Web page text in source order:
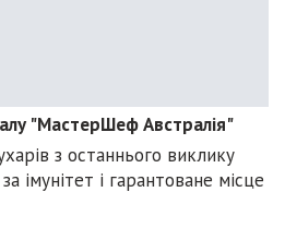
"МастерШеф Австралія"
з останнього виклику
імунітет і гарантоване місце